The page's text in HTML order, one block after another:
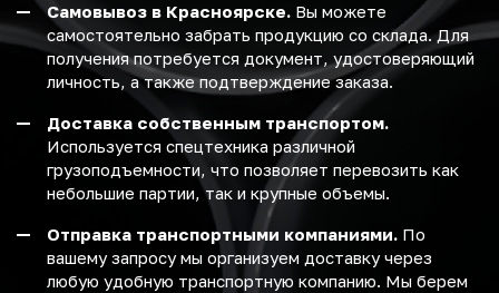
Самовывоз в Красноярске. Вы можете
самостоятельно забрать продукцию со склада. Для
получения потребуется документ, удостоверяющий
личность, а также подтверждение заказа.
Доставка собственным транспортом.
Используется спецтехника различной
грузоподъемности, что позволяет перевозить как
небольшие партии, так и крупные объемы.
Отправка транспортными компаниями. По
вашему запросу мы организуем доставку через
любую удобную транспортную компанию. Мы берем